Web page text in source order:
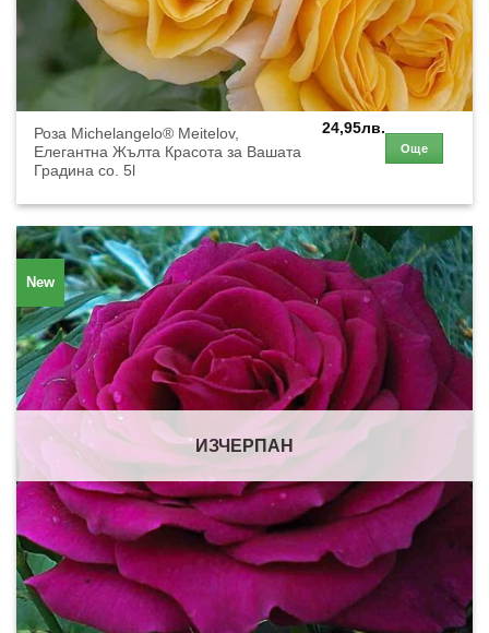
Роза Michelangelo® Meitelov,
Елегантна Жълта Красота за Вашата
Градина co. 5l
24,95лв.
Още
New
ИЗЧЕРПАН